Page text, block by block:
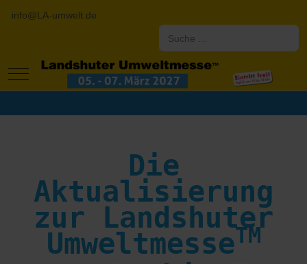
info@LA-umwelt.de
Suchen
Mobile Menu Toggle
Die
Aktualisierung
zur Landshuter
UmweltmesseTM